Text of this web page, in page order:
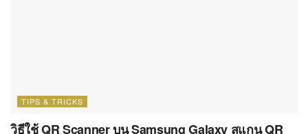
TIPS & TRICKS
วิธีใช้ QR Scanner บน Samsung Galaxy สแกน QR